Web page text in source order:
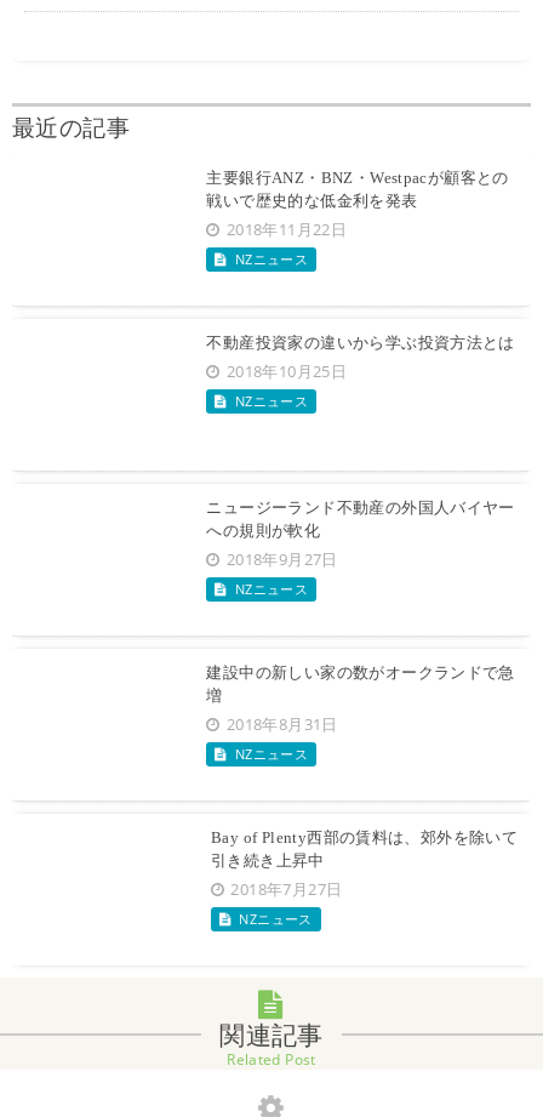
最近の記事
主要銀行ANZ・BNZ・Westpacが顧客との
戦いで歴史的な低金利を発表
2018年11月22日
NZニュース
不動産投資家の違いから学ぶ投資方法とは
2018年10月25日
NZニュース
ニュージーランド不動産の外国人バイヤー
への規則が軟化
2018年9月27日
NZニュース
建設中の新しい家の数がオークランドで急
増
2018年8月31日
NZニュース
Bay of Plenty西部の賃料は、郊外を除いて
引き続き上昇中
2018年7月27日
NZニュース
関連記事
Related Post